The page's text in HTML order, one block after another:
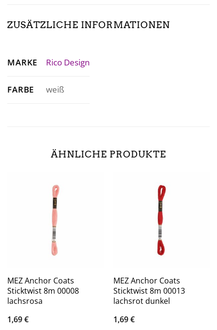
ZUSÄTZLICHE INFORMATIONEN
MARKE Rico Design
FARBE weiß
ÄHNLICHE PRODUKTE
MEZ Anchor Coats
Sticktwist 8m 00008
lachsrosa
1,69€
MEZ Anchor Coats
Sticktwist 8m 00013
lachsrot dunkel
1,69€